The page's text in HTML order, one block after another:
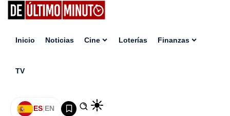
Inicio Noticias Cine Loterías Finanzas
TV
ES|EN